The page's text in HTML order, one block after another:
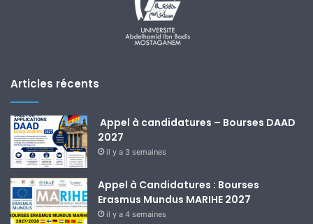
Articles récents
Appel à candidatures – Bourses DAAD
2027
il y a 3 semaines
Appel à Candidatures : Bourses
Erasmus Mundus MARIHE 2027
il y a 4 semaines